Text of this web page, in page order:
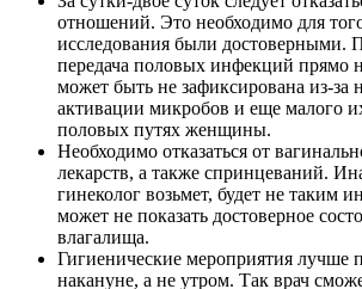
отношений. Это необходимо для
исследования были достоверными.
передача половых инфекций прямо
может быть не зафиксирована из-за
активации микробов и еще малого
половых путях женщины.
Необходимо отказаться от
лекарств, а также спринцеваний.
гинеколог возьмет, будет не таким
может не показать достоверное
влагалища.
Гигиенические мероприятия лучше
накануне, а не утром. Так врач